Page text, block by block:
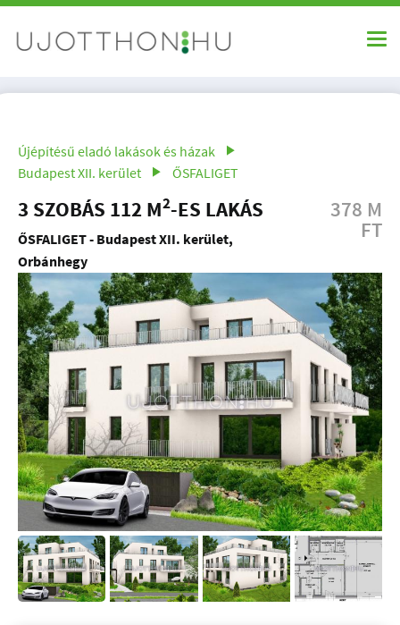
Újépítésű eladó lakások és házak
Budapest XII. kerület
ŐSFALIGET
3 SZOBÁS 112 M2-ES LAKÁS
ŐSFALIGET - Budapest XII. kerület,
Orbánhegy
378 M
FT